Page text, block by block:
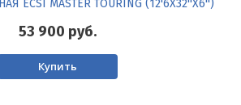
ECSI MASTER TOURING (12'6X32''X6'')
53 900 руб.
Купить